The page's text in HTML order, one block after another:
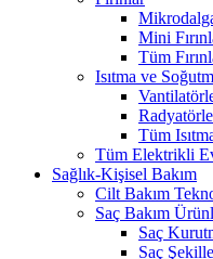
Mini
Tüm
Isıtma ve
Tüm
Tüm Elektrikli
Sağlık-Kişisel Bakım
Cilt Bakım
Saç Bakım
Saç
Saç